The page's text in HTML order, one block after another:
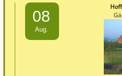
08
Aug.